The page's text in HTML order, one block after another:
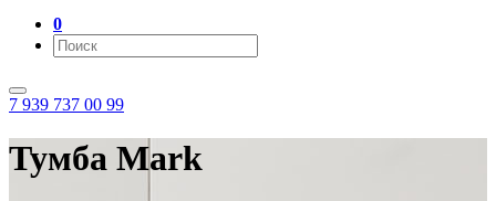
0
7 939 737 00 99
Тумба Mark